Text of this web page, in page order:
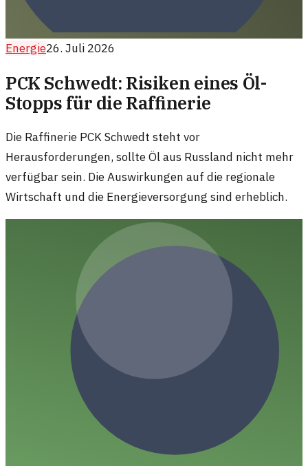
Energie26. Juli 2026
PCK Schwedt: Risiken eines Öl-
Stopps für die Raffinerie
Die Raffinerie PCK Schwedt steht vor
Herausforderungen, sollte Öl aus Russland nicht mehr
verfügbar sein. Die Auswirkungen auf die regionale
Wirtschaft und die Energieversorgung sind erheblich.